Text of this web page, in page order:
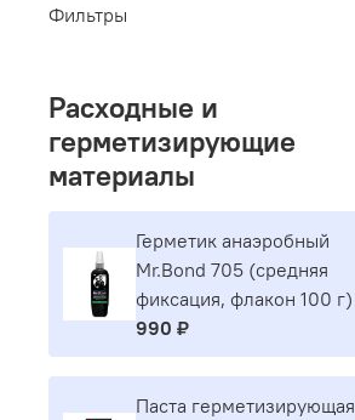
Фильтры
Расходные и
герметизирующие
материалы
Герметик aнaэpoбный
Mr.Bond 705 (средняя
фиксация, флакон 100 г)
990 ₽
Паста герметизирующая